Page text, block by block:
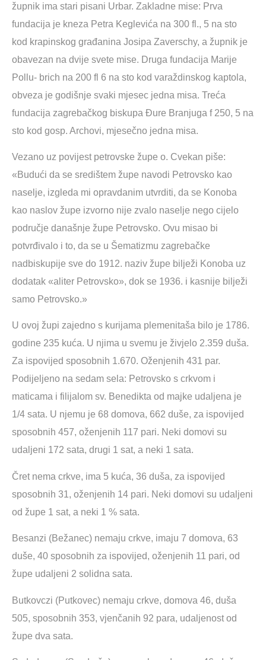
župnik ima stari pisani Urbar. Zakladne mise: Prva
fundacija je kneza Petra Keglevića na 300 fl., 5 na sto
kod krapinskog građanina Josipa Zaverschy, a župnik je
obavezan na dvije svete mise. Druga fundacija Marije
Pollu- brich na 200 fl 6 na sto kod varaždinskog kaptola,
obveza je godišnje svaki mjesec jedna misa. Treća
fundacija zagrebačkog biskupa Đure Branjuga f 250, 5 na
sto kod gosp. Archovi, mjesečno jedna misa.
Vezano uz povijest petrovske župe o. Cvekan piše:
«Budući da se središtem župe navodi Petrovsko kao
naselje, izgleda mi opravdanim utvrditi, da se Konoba
kao naslov župe izvorno nije zvalo naselje nego cijelo
područje današnje župe Petrovsko. Ovu misao bi
potvrđivalo i to, da se u Šematizmu zagrebačke
nadbiskupije sve do 1912. naziv župe bilježi Konoba uz
dodatak «aliter Petrovsko», dok se 1936. i kasnije bilježi
samo Petrovsko.»
U ovoj župi zajedno s kurijama plemenitaša bilo je 1786.
godine 235 kuća. U njima u svemu je živjelo 2.359 duša.
Za ispovijed sposobnih 1.670. Oženjenih 431 par.
Podijeljeno na sedam sela: Petrovsko s crkvom i
maticama i filijalom sv. Benedikta od majke udaljena je
1/4 sata. U njemu je 68 domova, 662 duše, za ispovijed
sposobnih 457, oženjenih 117 pari. Neki domovi su
udaljeni 172 sata, drugi 1 sat, a neki 1 sata.
Čret nema crkve, ima 5 kuća, 36 duša, za ispovijed
sposobnih 31, oženjenih 14 pari. Neki domovi su udaljeni
od župe 1 sat, a neki 1 % sata.
Besanzi (Bežanec) nemaju crkve, imaju 7 domova, 63
duše, 40 sposobnih za ispovijed, oženjenih 11 pari, od
župe udaljeni 2 solidna sata.
Butkovczi (Putkovec) nemaju crkve, domova 46, duša
505, sposobnih 353, vjenčanih 92 para, udaljenost od
župe dva sata.